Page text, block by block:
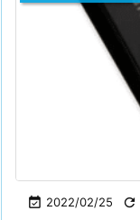
 2022/02/25 